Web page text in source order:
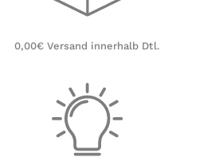
0,00€ Versand innerhalb Dtl.